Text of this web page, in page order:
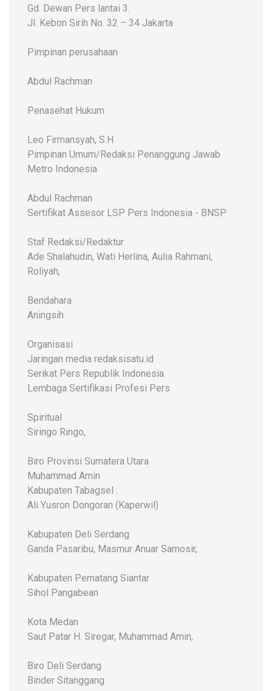
Gd. Dewan Pers lantai 3.
Jl. Kebon Sirih No. 32 – 34 Jakarta
Pimpinan perusahaan
Abdul Rachman
Penasehat Hukum
Leo Firmansyah, S.H
Pimpinan Umum/Redaksi Penanggung Jawab
Metro Indonesia
Abdul Rachman
Sertifikat Assesor LSP Pers Indonesia - BNSP
Staf Redaksi/Redaktur
Ade Shalahudin, Wati Herlina, Aulia Rahmani,
Roliyah,
Bendahara
Aningsih
Organisasi
Jaringan media redaksisatu.id
Serikat Pers Republik Indonesia
Lembaga Sertifikasi Profesi Pers
Spiritual
Siringo Ringo,
Biro Provinsi Sumatera Utara
Muhammad Amin
Kabupaten Tabagsel :
Ali Yusron Dongoran (Kaperwil)
Kabupaten Deli Serdang
Ganda Pasaribu, Masmur Anuar Samosir,
Kabupaten Pematang Siantar
Sihol Pangabean
Kota Medan
Saut Patar H. Siregar, Muhammad Amin,
Biro Deli Serdang
Binder Sitanggang